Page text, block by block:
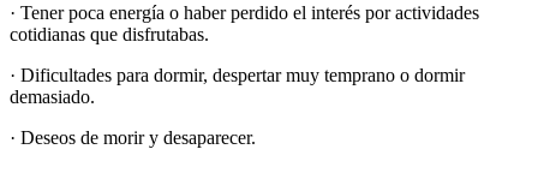
· Tener poca energía o haber perdido el interés por actividades
cotidianas que disfrutabas.
· Dificultades para dormir, despertar muy temprano o dormir
demasiado.
· Deseos de morir y desaparecer.